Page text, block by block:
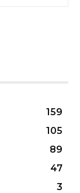
159
105
89
47
3